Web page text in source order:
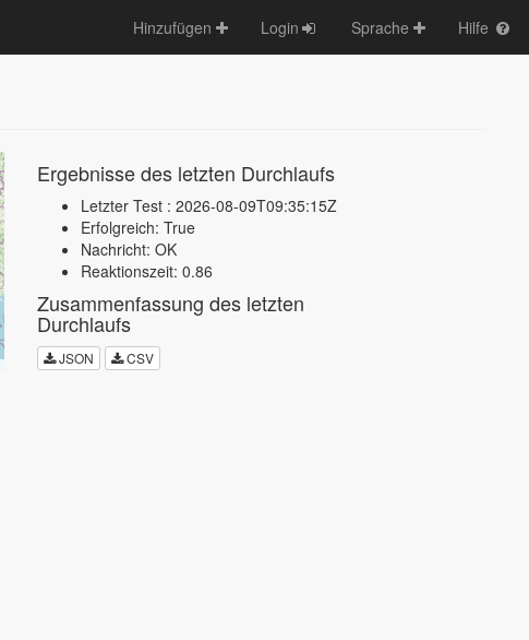
Hinzufügen Login Sprache Hilfe
Ergebnisse des letzten Durchlaufs
Letzter Test : 2026-08-09T09:35:15Z
Erfolgreich: True
Nachricht: OK
Reaktionszeit: 0.86
Zusammenfassung des letzten
Durchlaufs
JSON CSV